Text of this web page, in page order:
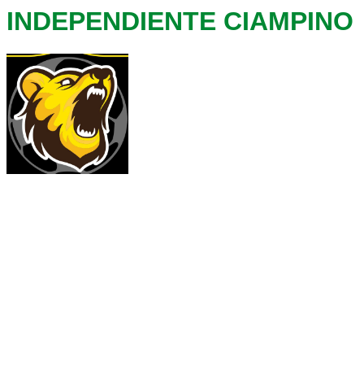
INDEPENDIENTE CIAMPINO